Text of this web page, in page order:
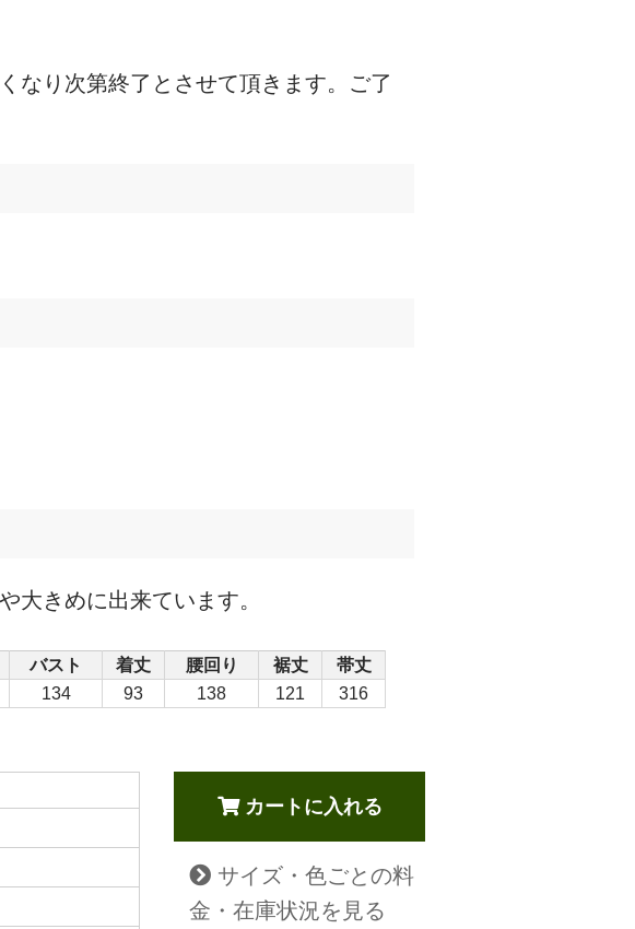
なり次第終了とさせて頂きます。ご了
大きめに出来ています。
バスト 着丈 腰回り 裾丈
帯丈
134 93 138 121 316
カートに入れる
サイズ・色ごとの料
金・在庫状況を見る